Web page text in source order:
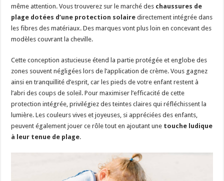
même attention. Vous trouverez sur le marché des chaussures de
plage dotées d’une protection solaire directement intégrée dans
les fibres des matériaux. Des marques vont plus loin en concevant des
modèles couvrant la cheville.
Cette conception astucieuse étend la partie protégée et englobe des
zones souvent négligées lors de l’application de crème. Vous gagnez
ainsi en tranquillité d’esprit, car les pieds de votre enfant restent à
l’abri des coups de soleil. Pour maximiser l’efficacité de cette
protection intégrée, privilégiez des teintes claires qui réfléchissent la
lumière. Les couleurs vives et joyeuses, si appréciées des enfants,
peuvent également jouer ce rôle tout en ajoutant une touche ludique
à leur tenue de plage.